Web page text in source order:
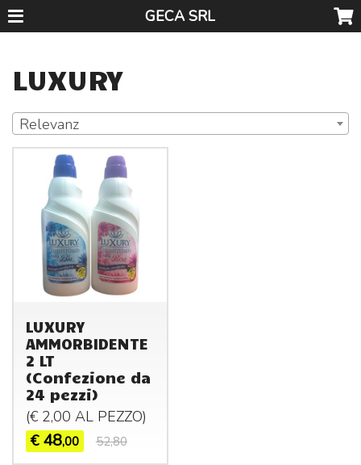
GECA SRL
LUXURY
Relevanz
LUXURY
AMMORBIDENTE
2 LT
(Confezione da
24 pezzi)
(€ 2,00 AL PEZZO)
€ 48,00 52,80